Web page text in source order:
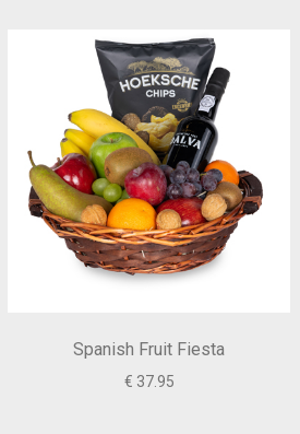
Spanish Fruit Fiesta
€ 37.95